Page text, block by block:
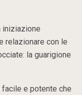
iniziazione
relazionare con le
la guarigione
e potente che